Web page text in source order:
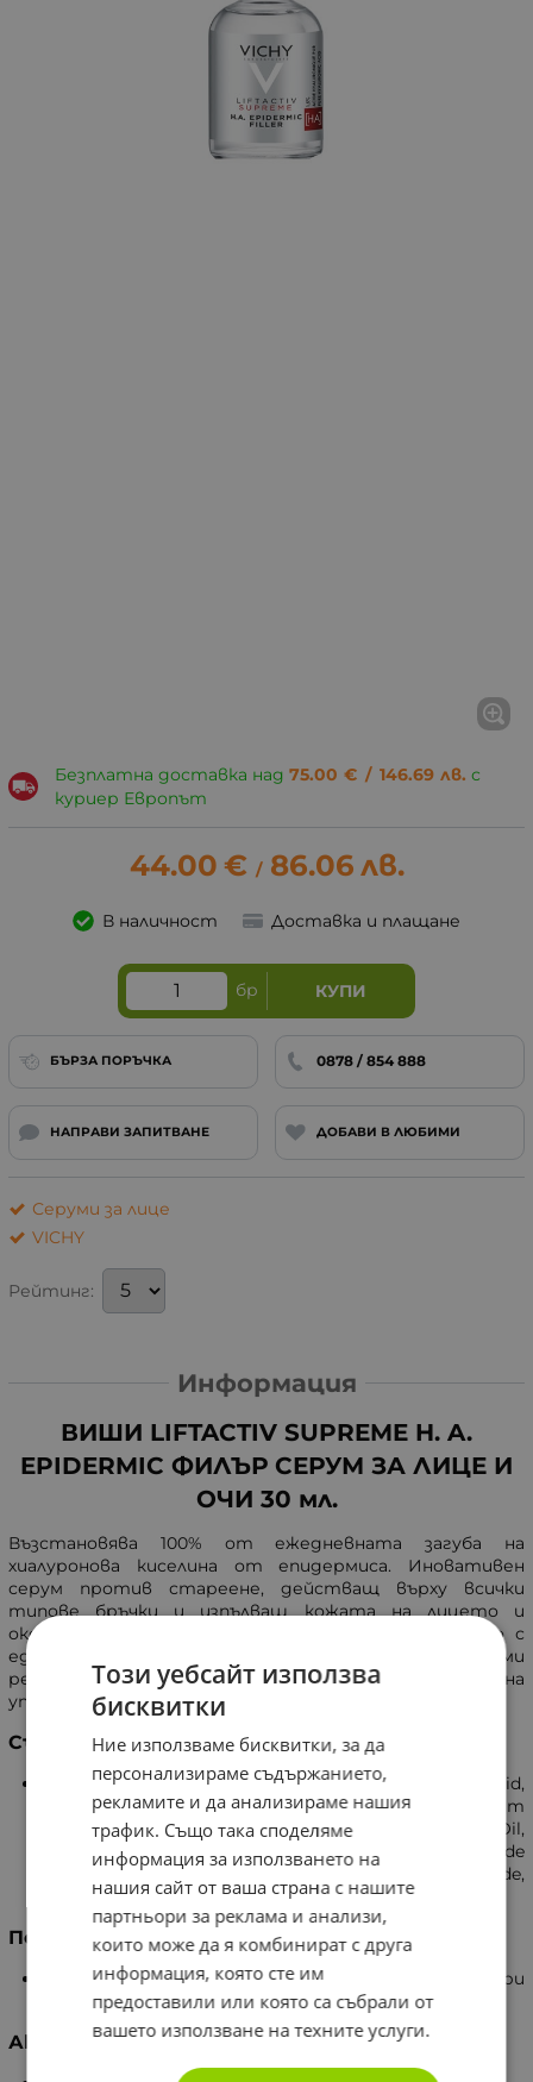
Безплатна доставка над 75.00 € / 146.69 лв. с
куриер Европът
44.00 € / 86.06 лв.
В наличност Доставка и плащане
бр КУПИ
БЪРЗА ПОРЪЧКА 0878 / 854 888
НАПРАВИ ЗАПИТВАНЕ ДОБАВИ В ЛЮБИМИ
Серуми за лице
VICHY
Рейтинг:
Информация
ВИШИ LIFTACTIV SUPREME H. A.
EPIDERMIC ФИЛЪР СЕРУМ ЗА ЛИЦЕ И
ОЧИ 30 мл.
Възстановява 100% от ежедневната загуба на
хиалуронова киселина от епидермиса. Иновативен
серум против стареене, действащ върху всички
типове бръчки и изпълващ кожата на лицето и
околоочния контур. Дневна грижа за кожата само с
едно нанасяне на високоефикасната формула за видими
резултати, които се подобряват при продължителна
употреба.
Състав
Glycerin, Aqua, Ethame Sulfonic Acid,
Hydroxyethylpiperazine, Peg-60 Hydrogenated, Sodium
Hyaluronate, Secale Cereale Seed Extract, Castor Oil,
Calcium Pantothenate, Rye Seed Extract, Benzylamide
Diacetate, Phenoxyethanol, Ascorbic Glucoside,
Clorphenesin, Pentylene Glycol, Disodium EDTA.
Полезни действия
Бръчките и фините линии са по-малко видими при
продължителна употреба.
Активни съставки
Този уебсайт използва
бисквитки
Ние използваме бисквитки, за да
персонализираме съдържанието,
рекламите и да анализираме нашия
трафик. Също така споделяме
информация за използването на
нашия сайт от ваша страна с нашите
партньори за реклама и анализи,
които може да я комбинират с друга
информация, която сте им
предоставили или която са събрали от
вашето използване на техните услуги.